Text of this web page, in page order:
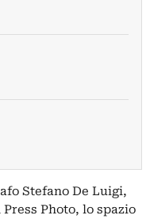
Stefano De Luigi,
Photo, lo spazio